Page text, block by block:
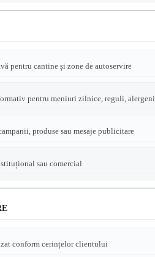
pentru cantine și zone de autoservire
pentru meniuri zilnice, reguli, alergeni
produse sau mesaje publicitare
sau comercial
conform cerințelor clientului